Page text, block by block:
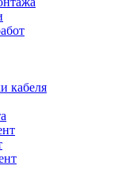
кабеля